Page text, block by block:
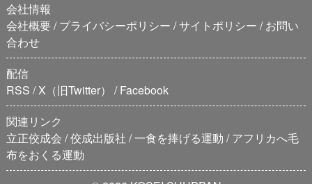
会社情報
会社概要 プライバシーポリシー サイトポリシー
お問い
合わせ
配信
RSS X（旧Twitter）
Facebook
関連リンク
立正佼成会 佼成出版社 一食を捧げる運動
アフリカへ毛
布をおくる運動